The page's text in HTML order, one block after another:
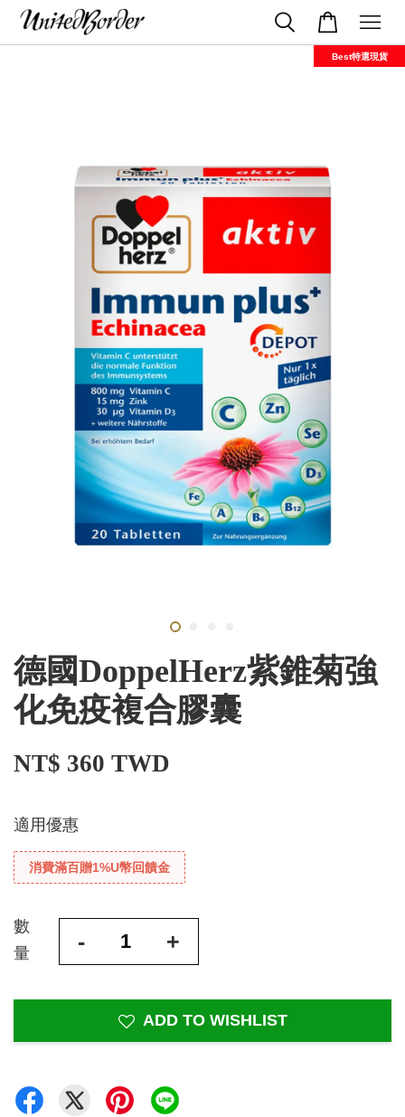
Best特選現貨
德國DoppelHerz紫錐菊強
化免疫複合膠囊
NT$ 360 TWD
適用優惠
消費滿百贈1%U幣回饋金
數
量
- +
ADD TO WISHLIST